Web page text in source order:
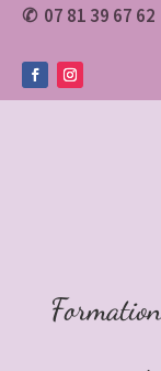
✆ 07 81 39 67 62